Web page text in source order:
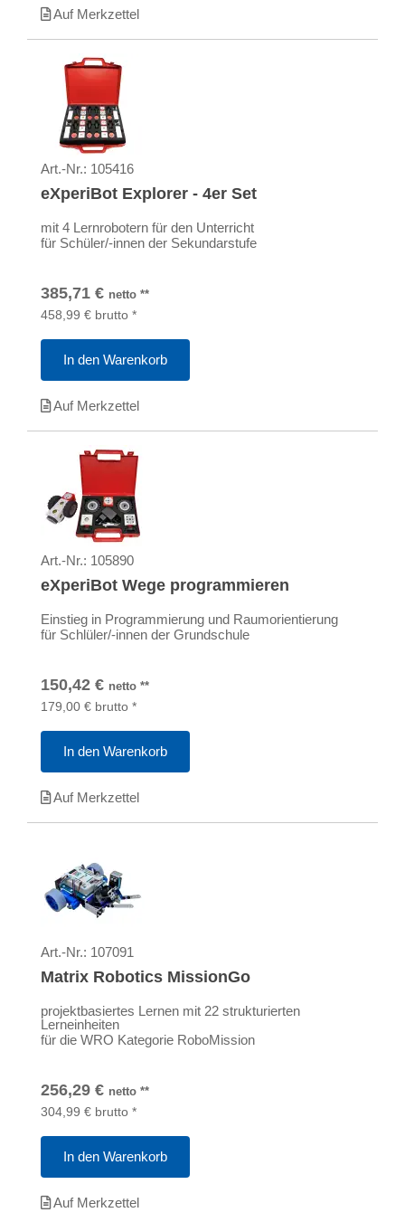
Auf Merkzettel
Art.-Nr.: 105416
eXperiBot Explorer - 4er Set
mit 4 Lernrobotern für den Unterricht
für Schüler/-innen der Sekundarstufe
385,71 € netto **
458,99 € brutto *
In den Warenkorb
Auf Merkzettel
Art.-Nr.: 105890
eXperiBot Wege programmieren
Einstieg in Programmierung und Raumorientierung
für Schlüler/-innen der Grundschule
150,42 € netto **
179,00 € brutto *
In den Warenkorb
Auf Merkzettel
Art.-Nr.: 107091
Matrix Robotics MissionGo
projektbasiertes Lernen mit 22 strukturierten
Lerneinheiten
für die WRO Kategorie RoboMission
256,29 € netto **
304,99 € brutto *
In den Warenkorb
Auf Merkzettel